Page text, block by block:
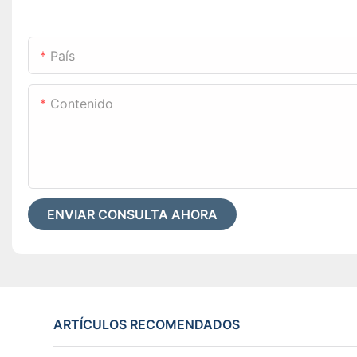
País
Contenido
ENVIAR CONSULTA AHORA
ARTÍCULOS RECOMENDADOS